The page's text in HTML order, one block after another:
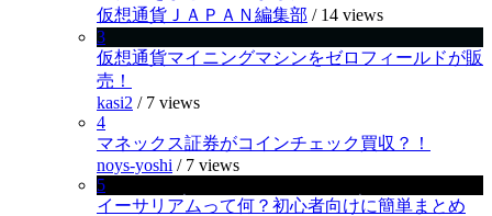
仮想通貨ＪＡＰＡＮ編集部 / 14 views
3
仮想通貨マイニングマシンをゼロフィールドが販
売！
kasi2 / 7 views
4
マネックス証券がコインチェック買収？！
noys-yoshi / 7 views
5
イーサリアムって何？初心者向けに簡単まとめ